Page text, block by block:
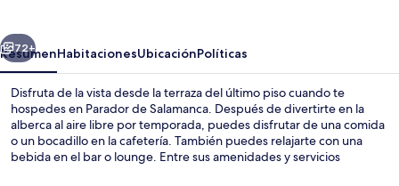
Siguiente
72+
ResumenHabitacionesUbicaciónPolíticas
Disfruta de la vista desde la terraza del último piso cuando te
hospedes en Parador de Salamanca. Después de divertirte en la
alberca al aire libre por temporada, puedes disfrutar de una comida
o un bocadillo en la cafetería. También puedes relajarte con una
bebida en el bar o lounge. Entre sus amenidades y servicios